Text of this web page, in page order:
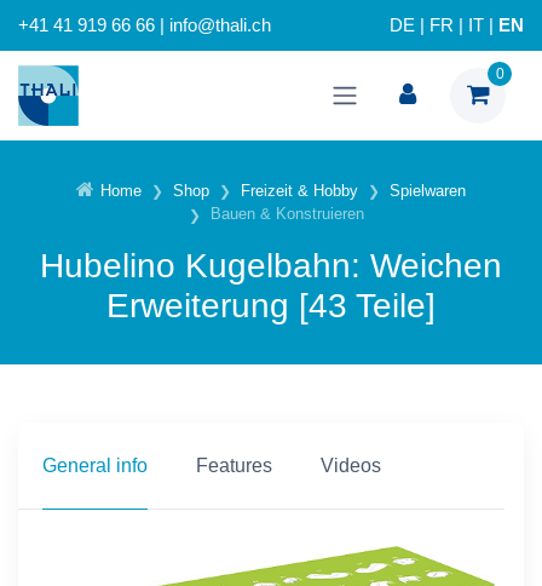
+41 41 919 66 66 | info@thali.ch DE FR IT EN
0
Home Shop Freizeit & Hobby
Spielwaren
Bauen & Konstruieren
Hubelino Kugelbahn: Weichen
Erweiterung [43 Teile]
General info Features Videos